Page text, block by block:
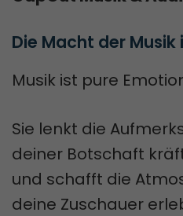
Die Macht der
Musik ist pure
Sie lenkt die
deiner Botschaft
und schafft die
deine Zuschauer